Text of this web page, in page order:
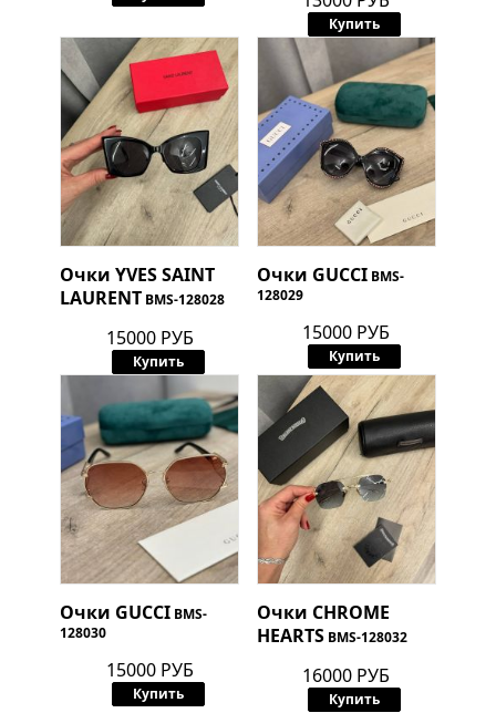
Купить
Очки YVES SAINT
LAURENT BMS-128028
15000 РУБ
Купить
Очки GUCCI BMS-
128029
15000 РУБ
Купить
Очки GUCCI BMS-
128030
15000 РУБ
Купить
Очки CHROME
HEARTS BMS-128032
16000 РУБ
Купить